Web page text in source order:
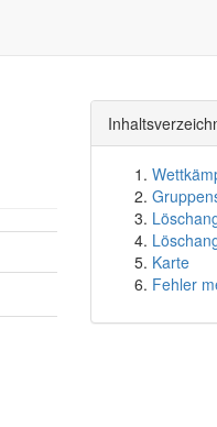
Karte
Fehler